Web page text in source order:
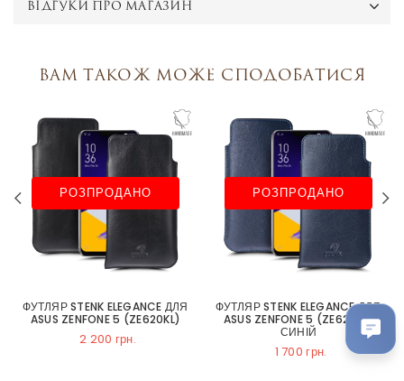
ВІДГУКИ ПРО МАГАЗИН
Вам також може сподобатися
РОЗПРОДАНО
ФУТЛЯР STENK ELEGANCE ДЛЯ
ASUS ZENFONE 5 (ZE620KL)
2 200 грн.
РОЗПРОДАНО
ФУТЛЯР STENK ELEGANCE ДЛЯ
ASUS ZENFONE 5 (ZE620KL)
СИНІЙ
1 700 грн.